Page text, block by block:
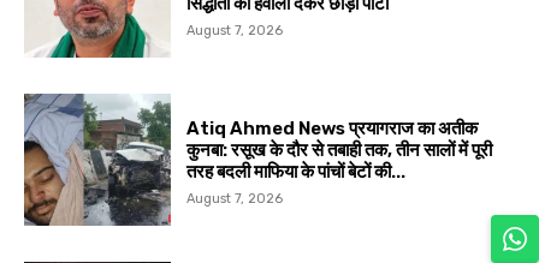
August 7, 2026
Atiq Ahmed News प्रयागराज का अतीक
कुनबा: रसूख के दौर से तबाही तक, तीन सालों में पूरी
तरह बदली माफिया के पांचों बेटों की...
August 7, 2026